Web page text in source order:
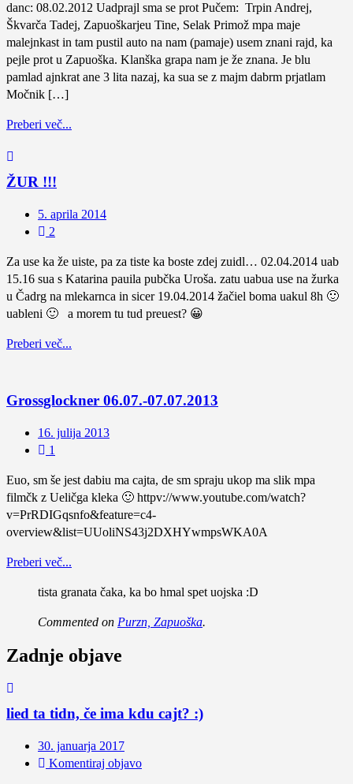
danc: 08.02.2012 Uadprajl sma se prot Pučem: Trpin Andrej,
Škvarča Tadej, Zapuoškarjeu Tine, Selak Primož mpa maje
malejnkast in tam pustil auto na nam (pamaje) usem znani rajd, ka
pejle prot u Zapuoška. Klanška grapa nam je že znana. Je blu
pamlad ajnkrat ane 3 lita nazaj, ka sua se z majm dabrm prjatlam
Močnik […]
Preberi več...
ŽUR !!!
5. aprila 2014
2
Za use ka že uiste, pa za tiste ka boste zdej zuidl… 02.04.2014 uab
15.16 sua s Katarina pauila pubčka Uroša. zatu uabua use na žurka
u Čadrg na mlekarnca in sicer 19.04.2014 žačiel boma uakul 8h 🙂
uableni 🙂 a morem tu tud preuest? 😀
Preberi več...
Grossglockner 06.07.-07.07.2013
16. julija 2013
1
Euo, sm še jest dabiu ma cajta, de sm spraju ukop ma slik mpa
filmčk z Ueličga kleka 🙂 httpv://www.youtube.com/watch?
v=PrRDIGqsnfo&feature=c4-
overview&list=UUoliNS43j2DXHYwmpsWKA0A
Preberi več...
tista granata čaka, ka bo hmal spet uojska :D
Commented on Purzn, Zapuoška.
Zadnje objave
lied ta tidn, če ima kdu cajt? :)
30. januarja 2017
Komentiraj objavo